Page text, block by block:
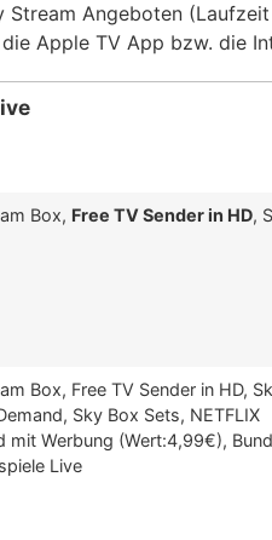
Angeboten
Apple TV App bzw. die
Box, Free TV Sender in HD,
Box, Free TV Sender in HD,
Sky Box Sets, NETFLIX
mit Werbung (Wert:4,99€),
Live